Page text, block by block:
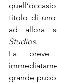
titolo di uno
ad allora
Studios.
La breve
grande